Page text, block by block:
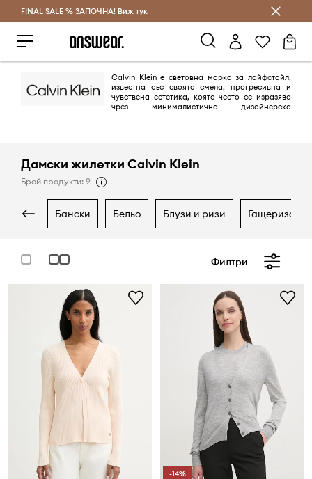
Спестявай с Answear Club
FINAL SALE % ЗАПОЧНА! Виж тук
Calvin Klein е световна марка за лайфстайл,
известна със своята смела, прогресивна и
чувствена естетика, която често се изразява
чрез минималистична дизайнерска
Дамски жилетки Calvin Klein
Брой продукти: 9
бански бельо блузи и ризи гащеризони
Филтри
-14%